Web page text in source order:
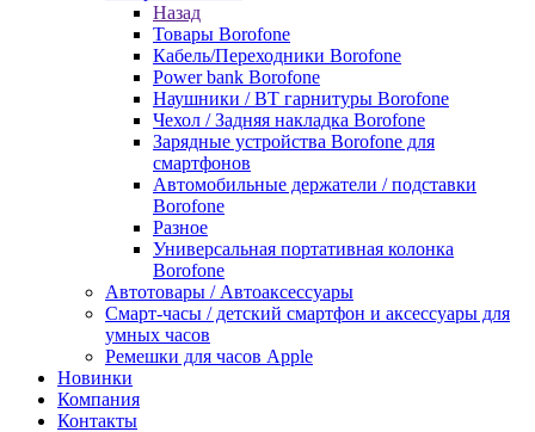
Назад
Товары Borofone
Кабель/Переходники Borofone
Power bank Borofone
Наушники / BT гарнитуры Borofone
Чехол / Задняя накладка Borofone
Зарядные устройства Borofone для
смартфонов
Автомобильные держатели / подставки
Borofone
Разное
Универсальная портативная колонка
Borofone
Автотовары / Автоаксессуары
Смарт-часы / детский смартфон и аксессуары для
умных часов
Ремешки для часов Apple
Новинки
Компания
Контакты